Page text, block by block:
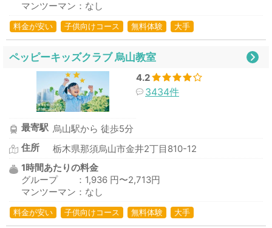
マンツーマン：なし
料金が安い 子供向けコース 無料体験 大手
ペッピーキッズクラブ 烏山教室
4.2
3434件
最寄駅 烏山駅から 徒歩5分
住所
栃木県那須烏山市金井2丁目810-12
1時間あたりの料金
グループ ：1,936 円〜2,713円
マンツーマン：なし
料金が安い 子供向けコース 無料体験 大手